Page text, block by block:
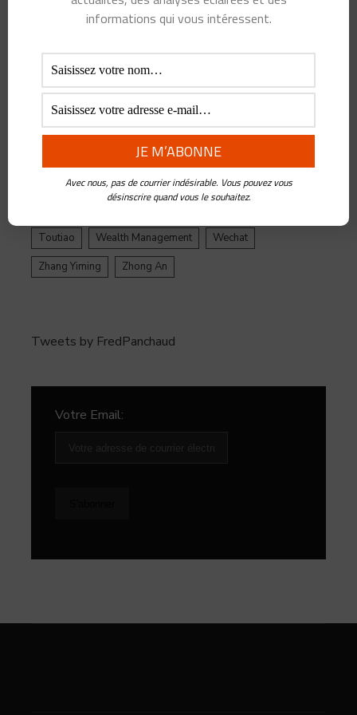
ByteDance
Chine credit crypto
Crypto Yuan
Epargne
Facebook
Gestion de Patrimoine
Google Inde
Influenceur
Innovations
Intelligence Artificielle
Jack Ma
Live Streaming LuFax
Ping An
Plateforme
Réglementation
Toutiao
Wealth Management
Wechat
Zhang Yiming
Zhong An
Tweets by FredPanchaud
Votre Email:
informations qui vous intéressent.
Avec nous, pas de courrier indésirable. Vous pouvez vous
désinscrire quand vous le souhaitez.